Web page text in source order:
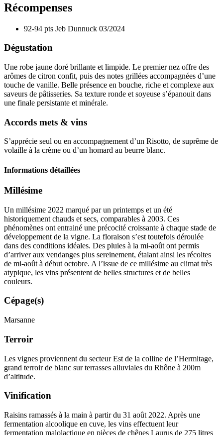
Récompenses
92-94 pts Jeb Dunnuck 03/2024
Dégustation
Une robe jaune doré brillante et limpide. Le premier nez offre des
arômes de citron confit, puis des notes grillées accompagnées d’une
touche de vanille. Belle présence en bouche, riche et complexe aux
saveurs de pâtisseries. Sa texture ronde et soyeuse s’épanouit dans
une finale persistante et minérale.
Accords mets & vins
S’apprécie seul ou en accompagnement d’un Risotto, de suprême de
volaille à la crème ou d’un homard au beurre blanc.
Informations détaillées
Millésime
Un millésime 2022 marqué par un printemps et un été
historiquement chauds et secs, comparables à 2003. Ces
phénomènes ont entrainé une précocité croissante à chaque stade de
développement de la vigne. La floraison s’est toutefois déroulée
dans des conditions idéales. Des pluies à la mi-août ont permis
d’arriver aux vendanges plus sereinement, étalant ainsi les récoltes
de mi-août à début octobre. A l’issue de ce millésime au climat très
atypique, les vins présentent de belles structures et de belles
couleurs.
Cépage(s)
Marsanne
Terroir
Les vignes proviennent du secteur Est de la colline de l’Hermitage,
grand terroirde blanc sur terrasses alluviales du Rhône à 200m
d’altitude.
Vinification
Raisins ramassés à la main à partir du 31 août 2022. Après une
fermentation alcoolique en cuve, les vins effectuent leur
fermentation malolactique en pièces de chênes Laurus de 275 litres